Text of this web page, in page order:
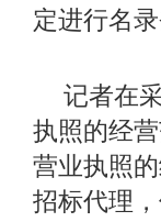
定进行名录
记者在
执照的经
营业执照
招标代理